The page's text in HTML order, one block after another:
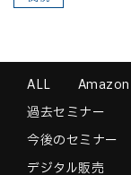
ALL Amazon
過去セミナー
今後のセミナー
デジタル販売